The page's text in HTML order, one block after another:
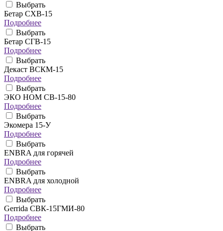
Выбрать
Бетар СХВ-15
Подробнее
Выбрать
Бетар СГВ-15
Подробнее
Выбрать
Декаст ВСКМ-15
Подробнее
Выбрать
ЭКО НОМ СВ-15-80
Подробнее
Выбрать
Экомера 15-У
Подробнее
Выбрать
ENBRA для горячей
Подробнее
Выбрать
ENBRA для холодной
Подробнее
Выбрать
Gerrida СВК-15ГМИ-80
Подробнее
Выбрать